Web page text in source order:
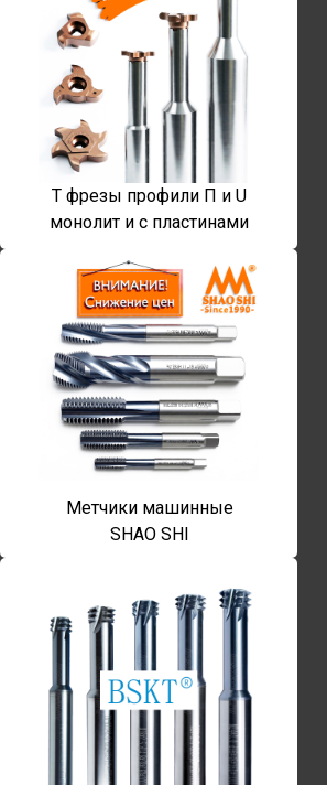
T фрезы профили П и U
монолит и с пластинами
Метчики машинные
SHAO SHI